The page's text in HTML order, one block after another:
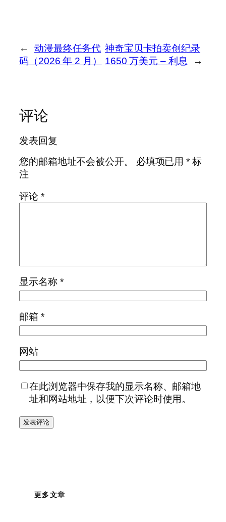
←
动漫最终任务代
码（2026 年 2 月）
神奇宝贝卡拍卖创纪录
1650 万美元 – 利息
→
评论
发表回复
您的邮箱地址不会被公开。
必填项已用* 标
注
评论 *
显示名称 *
邮箱 *
网站
在此浏览器中保存我的显示名称、邮箱地
址和网站地址，以便下次评论时使用。
更多文章